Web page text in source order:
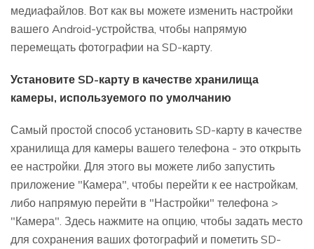
медиафайлов. Вот как вы можете изменить настройки
вашего Android-устройства, чтобы напрямую
перемещать фотографии на SD-карту.
Установите SD-карту в качестве хранилища
камеры, используемого по умолчанию
Самый простой способ установить SD-карту в качестве
хранилища для камеры вашего телефона - это открыть
ее настройки. Для этого вы можете либо запустить
приложение "Камера", чтобы перейти к ее настройкам,
либо напрямую перейти в "Настройки" телефона >
"Камера". Здесь нажмите на опцию, чтобы задать место
для сохранения ваших фотографий и пометить SD-